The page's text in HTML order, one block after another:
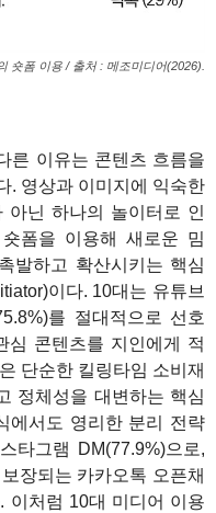
숏폼 이용 / 출처 : 메조미디어(2026).
른 이유는 콘텐츠 흐름을
. 영상과 이미지에 익숙한
아닌 하나의 놀이터로 인
폼을 이용해 새로운 밈
발하고 확산시키는 핵심
이다. 10대는 유튜브
를 절대적으로 선호
심 콘텐츠를 지인에게 적
단순한 킬링타임 소비재
정체성을 대변하는 핵심
에서도 영리한 분리 전략
타그램 DM(77.9%)으로,
장되는 카카오톡 오픈채
이처럼 10대 미디어 이용